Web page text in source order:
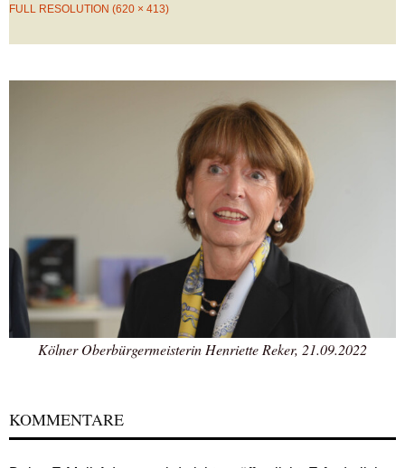
FULL RESOLUTION (620 × 413)
Kölner Oberbürgermeisterin Henriette Reker, 21.09.2022
KOMMENTARE